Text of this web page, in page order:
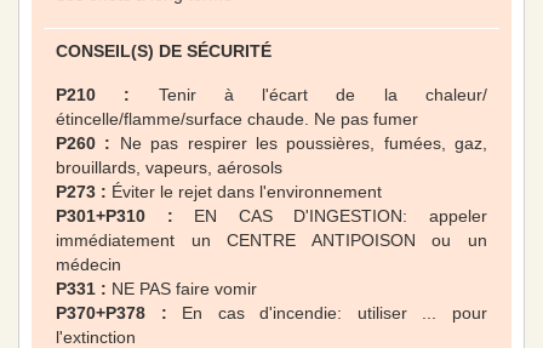
CONSEIL(S) DE SÉCURITÉ
P210 : Tenir à l'écart de la chaleur/
étincelle/flamme/surface chaude. Ne pas fumer
P260 : Ne pas respirer les poussières, fumées, gaz,
brouillards, vapeurs, aérosols
P273 : Éviter le rejet dans l'environnement
P301+P310 : EN CAS D'INGESTION: appeler
immédiatement un CENTRE ANTIPOISON ou un
médecin
P331 : NE PAS faire vomir
P370+P378 : En cas d'incendie: utiliser ... pour
l'extinction